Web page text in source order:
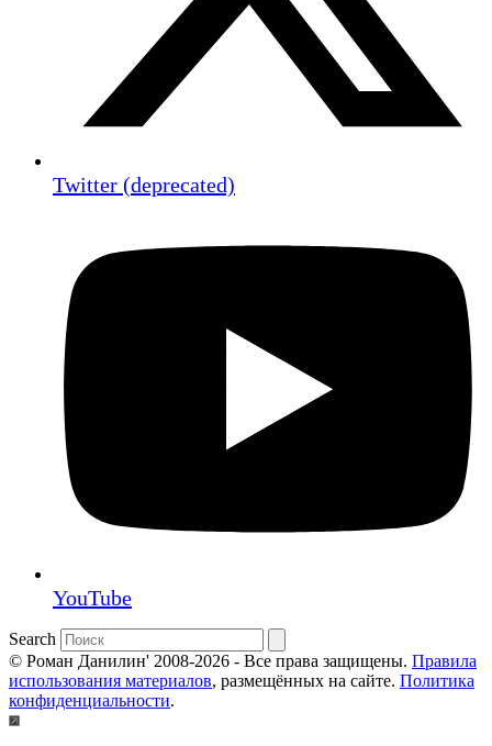
Twitter (deprecated)
YouTube
Search
© Роман Данилин' 2008-2026 - Все права защищены. Правила
использования материалов, размещённых на сайте. Политика
конфиденциальности.